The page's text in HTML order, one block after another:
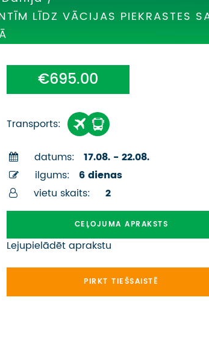
LĪDZ VĀCIJAS PIEKRASTES
€695.00
Transports:
datums:
17.08. - 22.08.
ilgums:
6 dienas
vietu skaits:
2
CEĻOJUMA APRAKSTS
Lejupielādēt aprakstu
PIRKT TIEŠSAISTĒ